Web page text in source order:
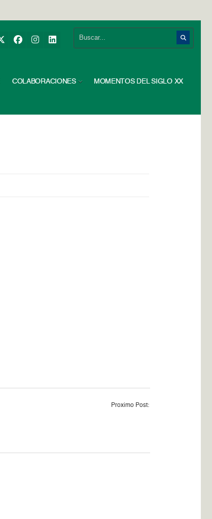
COLABORACIONES MOMENTOS DEL SIGLO XX
Proximo Post: